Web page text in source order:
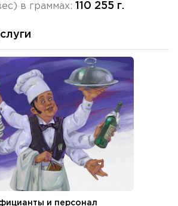
в граммах: 110 255 г.
и персонал